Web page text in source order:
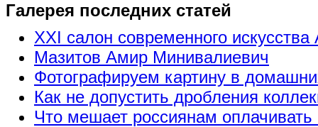
Галерея последних статей
XXI салон современного искусства
Мазитов Амир Минивалиевич
Фотографируем картину в
Как не допустить дробления
Что мешает россиянам